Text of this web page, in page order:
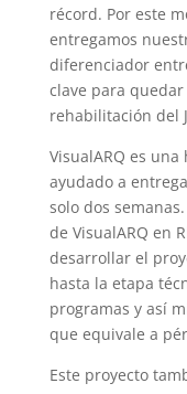
récord. Por este
entregamos
diferenciador
clave para
rehabilitación del
VisualARQ es
ayudado a
solo dos
de VisualARQ en
desarrollar el
hasta la etapa
programas y así
que equivale a
Este proyecto